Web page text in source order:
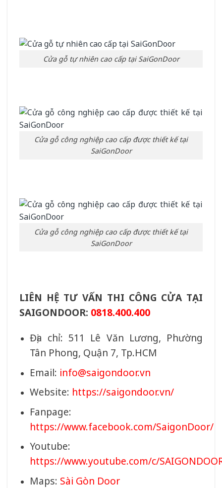
Cửa gỗ tự nhiên cao cấp tại SaiGonDoor
Cửa gỗ công nghiệp cao cấp được thiết kế tại
SaiGonDoor
Cửa gỗ công nghiệp cao cấp được thiết kế tại
SaiGonDoor
LIÊN HỆ TƯ VẤN THI CÔNG CỬA TẠI
SAIGONDOOR: 0818.400.400
Địa chỉ: 511 Lê Văn Lương, Phường
Tân Phong, Quận 7, Tp.HCM
Email: info@saigondoor.vn
Website: https://saigondoor.vn/
Fanpage:
https://www.facebook.com/SaigonDoor/
Youtube:
https://www.youtube.com/c/
Maps: Sài Gòn Door